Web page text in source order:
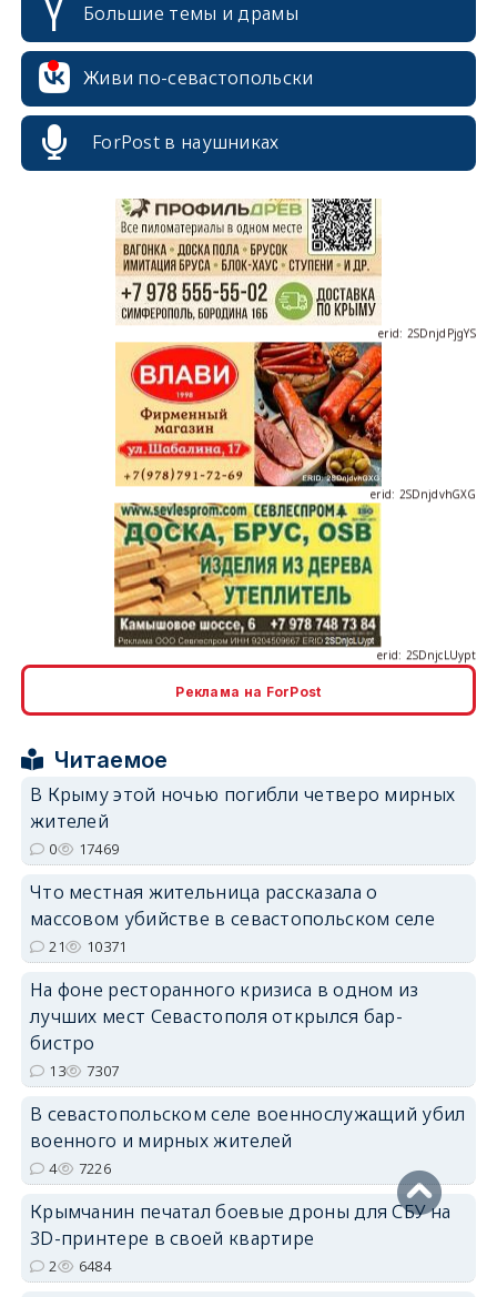
Большие темы и драмы
Живи по-севастопольски
ForPost в наушниках
erid: 2SDnjdPjgYS
erid: 2SDnjdvhGXG
Реклама на ForPost
Читаемое
В Крыму этой ночью погибли четверо мирных
жителей
0 17469
Что местная жительница рассказала о
массовом убийстве в севастопольском селе
21 10371
На фоне ресторанного кризиса в одном из
лучших мест Севастополя открылся бар-
бистро
13 7307
В севастопольском селе военнослужащий убил
военного и мирных жителей
4 7226
Крымчанин печатал боевые дроны для СБУ на
3D-принтере в своей квартире
2 6484